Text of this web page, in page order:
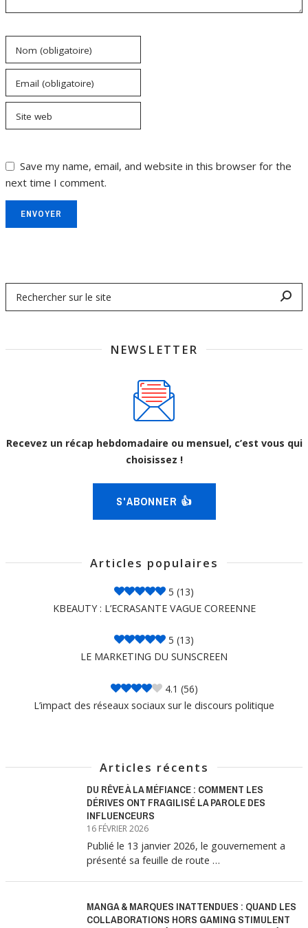
Nom (obligatoire)
Email (obligatoire)
Site web
Save my name, email, and website in this browser for the
next time I comment.
ENVOYER
NEWSLETTER
Recevez un récap hebdomadaire ou mensuel, c’est vous qui
choisissez !
S'ABONNER 👍
Articles populaires
5 (13)
KBEAUTY : L’ECRASANTE VAGUE COREENNE
5 (13)
LE MARKETING DU SUNSCREEN
4.1 (56)
L’impact des réseaux sociaux sur le discours politique
Articles récents
DU RÊVE À LA MÉFIANCE : COMMENT LES
DÉRIVES ONT FRAGILISÉ LA PAROLE DES
INFLUENCEURS
16 FÉVRIER 2026
Publié le 13 janvier 2026, le gouvernement a
présenté sa feuille de route …
MANGA & MARQUES INATTENDUES : QUAND LES
COLLABORATIONS HORS GAMING STIMULENT